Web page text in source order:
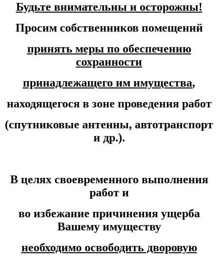
Будьте внимательны и осторожны!
Просим собственников помещений
принять меры по обеспечению
сохранности
принадлежащего им имущества,
находящегося в зоне проведения работ
(спутниковые антенны, автотранспорт
и др.).
В целях своевременного выполнения
работ и
во избежание причинения ущерба
Вашему имуществу
необходимо освободить дворовую